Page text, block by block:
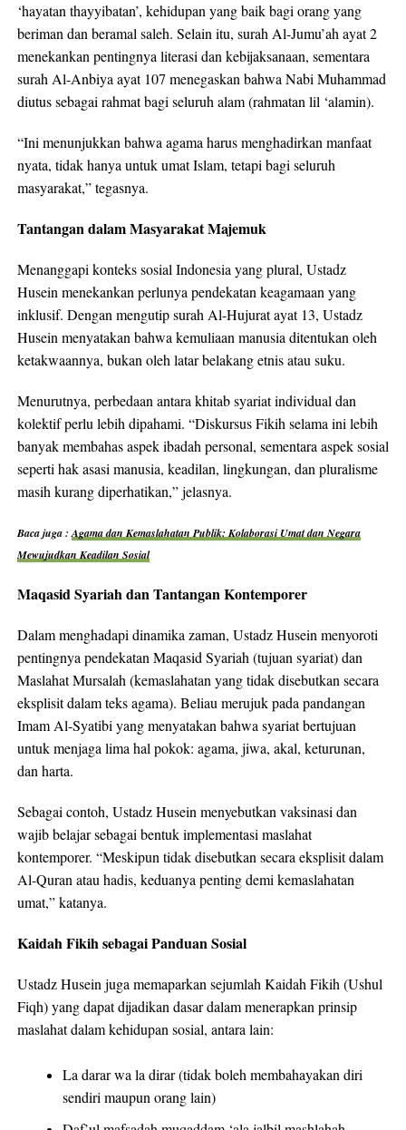
‘hayatan thayyibatan’, kehidupan yang baik bagi orang yang
beriman dan beramal saleh. Selain itu, surah Al-Jumu’ah ayat 2
menekankan pentingnya literasi dan kebijaksanaan, sementara
surah Al-Anbiya ayat 107 menegaskan bahwa Nabi Muhammad
diutus sebagai rahmat bagi seluruh alam (rahmatan lil ‘alamin).
“Ini menunjukkan bahwa agama harus menghadirkan manfaat
nyata, tidak hanya untuk umat Islam, tetapi bagi seluruh
masyarakat,” tegasnya.
Tantangan dalam Masyarakat Majemuk
Menanggapi konteks sosial Indonesia yang plural, Ustadz
Husein menekankan perlunya pendekatan keagamaan yang
inklusif. Dengan mengutip surah Al-Hujurat ayat 13, Ustadz
Husein menyatakan bahwa kemuliaan manusia ditentukan oleh
ketakwaannya, bukan oleh latar belakang etnis atau suku.
Menurutnya, perbedaan antara khitab syariat individual dan
kolektif perlu lebih dipahami. “Diskursus Fikih selama ini lebih
banyak membahas aspek ibadah personal, sementara aspek sosial
seperti hak asasi manusia, keadilan, lingkungan, dan pluralisme
masih kurang diperhatikan,” jelasnya.
Baca juga :Agama dan Kemaslahatan Publik: Kolaborasi Umat dan Negara
Mewujudkan Keadilan Sosial
Maqasid Syariah dan Tantangan Kontemporer
Dalam menghadapi dinamika zaman, Ustadz Husein menyoroti
pentingnya pendekatan Maqasid Syariah (tujuan syariat) dan
Maslahat Mursalah (kemaslahatan yang tidak disebutkan secara
eksplisit dalam teks agama). Beliau merujuk pada pandangan
Imam Al-Syatibi yang menyatakan bahwa syariat bertujuan
untuk menjaga lima hal pokok: agama, jiwa, akal, keturunan,
dan harta.
Sebagai contoh, Ustadz Husein menyebutkan vaksinasi dan
wajib belajar sebagai bentuk implementasi maslahat
kontemporer. “Meskipun tidak disebutkan secara eksplisit dalam
Al-Quran atau hadis, keduanya penting demi kemaslahatan
umat,” katanya.
Kaidah Fikih sebagai Panduan Sosial
Ustadz Husein juga memaparkan sejumlah Kaidah Fikih (Ushul
Fiqh) yang dapat dijadikan dasar dalam menerapkan prinsip
maslahat dalam kehidupan sosial, antara lain:
La darar wa la dirar (tidak boleh membahayakan diri
sendiri maupun orang lain)